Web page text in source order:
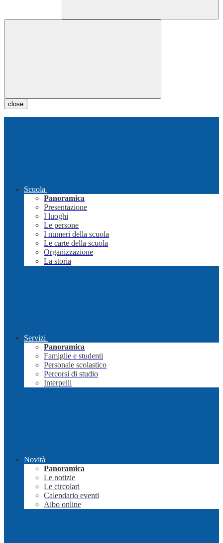
close
Scuola
Panoramica
Presentazione
I luoghi
Le persone
I numeri della scuola
Le carte della scuola
Organizzazione
La storia
Servizi
Panoramica
Famiglie e studenti
Personale scolastico
Percorsi di studio
Interpelli
Novità
Panoramica
Le notizie
Le circolari
Calendario eventi
Albo online